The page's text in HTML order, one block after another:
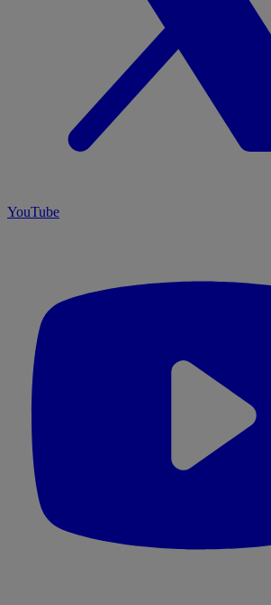
YouTube